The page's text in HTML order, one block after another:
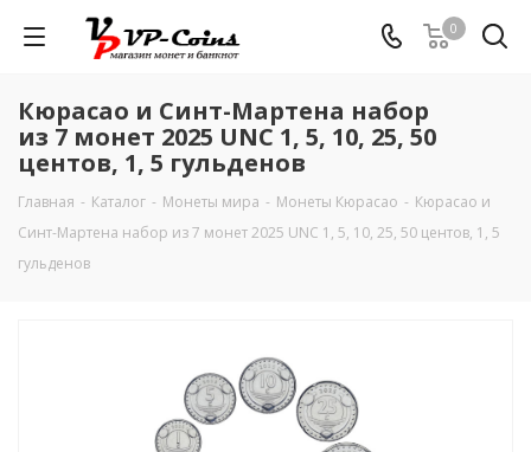
0
Кюрасао и Синт-Мартена набор
из 7 монет 2025 UNC 1, 5, 10, 25, 50
центов, 1, 5 гульденов
Главная - Каталог - Монеты мира - Монеты Кюрасао - Кюрасао и
Синт-Мартена набор из 7 монет 2025 UNC 1, 5, 10, 25, 50 центов, 1, 5
гульденов